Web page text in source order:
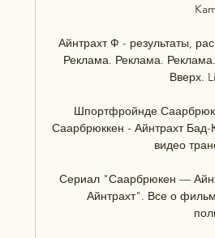
Айнтрахт Ф - результаты,
Реклама. Реклама.
Вверх.
Шпортфройнде
Саарбрюккен - Айнтрахт
видео
Сериал "Саарбрюкен —
Айнтрахт". Все о